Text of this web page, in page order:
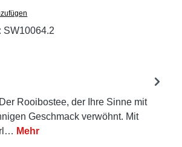
SW10064.2
Rooibostee, der Ihre Sinne mit
Geschmack verwöhnt. Mit
Mehr